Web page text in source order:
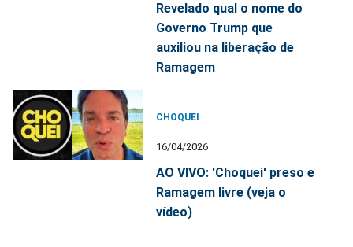
Revelado qual o nome do
Governo Trump que
auxiliou na liberação de
Ramagem
CHOQUEI
16/04/2026
AO VIVO: 'Choquei' preso e
Ramagem livre (veja o
vídeo)